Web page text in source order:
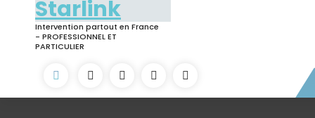
Intervention partout en France
- PROFESSIONNEL ET
PARTICULIER